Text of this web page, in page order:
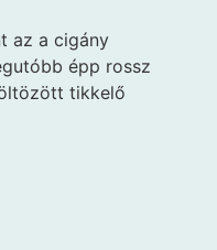
az a cigány
épp rossz
tikkelő